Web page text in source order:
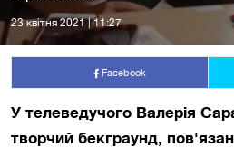
23 квiтня 2021 | 11:27
Facebook
У телеведучого Валерія
творчий бекграунд,